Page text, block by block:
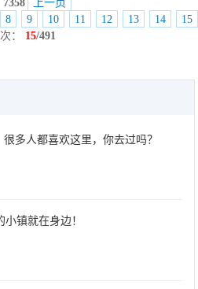
7358
上一页
8 9 10 11 12 13 14
15
： 15/491
多人都喜欢这里，你去过吗？
镇就在身边！